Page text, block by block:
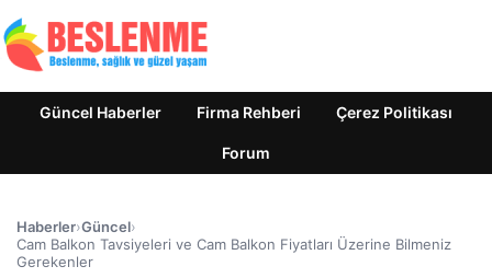
Güncel Haberler Firma Rehberi Çerez Politikası
Forum
Haberler›Güncel›
Cam Balkon Tavsiyeleri ve Cam Balkon Fiyatları Üzerine Bilmeniz
Gerekenler